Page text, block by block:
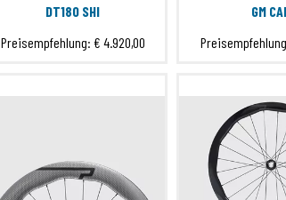
DT180 SHI
Preisempfehlung: € 4.920,00
GM